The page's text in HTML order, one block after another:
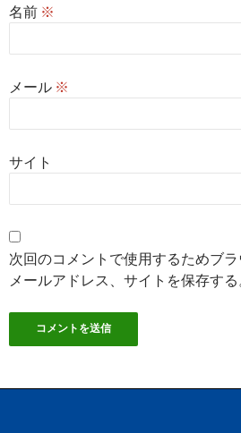
名前 ※
メール ※
サイト
次回のコメントで使用するためブラ
メールアドレス、サイトを保存する